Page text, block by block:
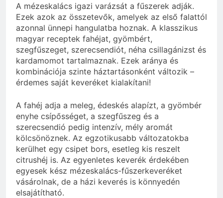
A mézeskalács igazi varázsát a fűszerek adják.
Ezek azok az összetevők, amelyek az első falattól
azonnal ünnepi hangulatba hoznak. A klasszikus
magyar receptek fahéjat, gyömbért,
szegfűszeget, szerecsendiót, néha csillagánizst és
kardamomot tartalmaznak. Ezek aránya és
kombinációja szinte háztartásonként változik –
érdemes saját keveréket kialakítani!
A fahéj adja a meleg, édeskés alapízt, a gyömbér
enyhe csípősséget, a szegfűszeg és a
szerecsendió pedig intenzív, mély aromát
kölcsönöznek. Az egzotikusabb változatokba
kerülhet egy csipet bors, esetleg kis reszelt
citrushéj is. Az egyenletes keverék érdekében
egyesek kész mézeskalács-fűszerkeveréket
vásárolnak, de a házi keverés is könnyedén
elsajátítható.